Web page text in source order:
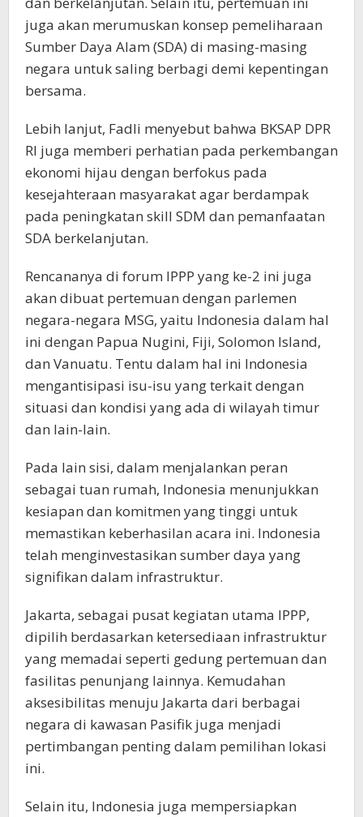
juga akan merumuskan konsep pemeliharaan
Sumber Daya Alam (SDA) di masing-masing
negara untuk saling berbagi demi kepentingan
bersama.
Lebih lanjut, Fadli menyebut bahwa BKSAP DPR
RI juga memberi perhatian pada perkembangan
ekonomi hijau dengan berfokus pada
kesejahteraan masyarakat agar berdampak
pada peningkatan skill SDM dan pemanfaatan
SDA berkelanjutan.
Rencananya di forum IPPP yang ke-2 ini juga
akan dibuat pertemuan dengan parlemen
negara-negara MSG, yaitu Indonesia dalam hal
ini dengan Papua Nugini, Fiji, Solomon Island,
dan Vanuatu. Tentu dalam hal ini Indonesia
mengantisipasi isu-isu yang terkait dengan
situasi dan kondisi yang ada di wilayah timur
dan lain-lain.
Pada lain sisi, dalam menjalankan peran
sebagai tuan rumah, Indonesia menunjukkan
kesiapan dan komitmen yang tinggi untuk
memastikan keberhasilan acara ini. Indonesia
telah menginvestasikan sumber daya yang
signifikan dalam infrastruktur.
Jakarta, sebagai pusat kegiatan utama IPPP,
dipilih berdasarkan ketersediaan infrastruktur
yang memadai seperti gedung pertemuan dan
fasilitas penunjang lainnya. Kemudahan
aksesibilitas menuju Jakarta dari berbagai
negara di kawasan Pasifik juga menjadi
pertimbangan penting dalam pemilihan lokasi
ini.
Selain itu, Indonesia juga mempersiapkan